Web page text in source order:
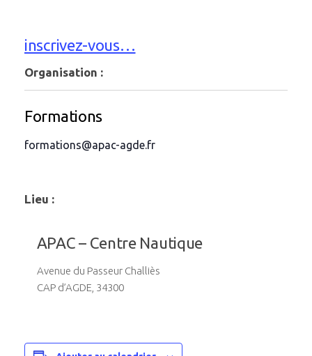
inscrivez-vous…
Organisation :
Formations
formations@apac-agde.fr
Lieu :
APAC – Centre Nautique
Avenue du Passeur Challiès
CAP d’AGDE, 34300